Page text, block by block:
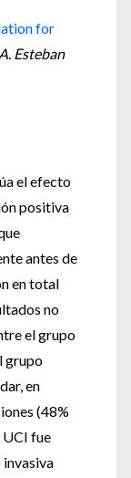
for
A. Esteban
el efecto
positiva
antes de
en total
no
el grupo
grupo
en
(48%
UCI fue
invasiva